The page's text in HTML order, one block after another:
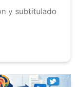
y subtitulado